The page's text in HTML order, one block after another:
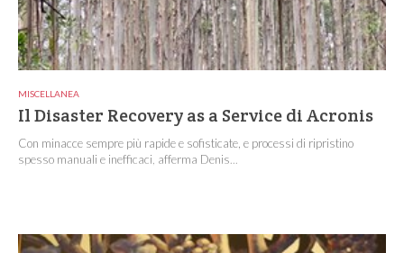
MISCELLANEA
Il Disaster Recovery as a Service di Acronis
Con minacce sempre più rapide e sofisticate, e processi di ripristino
spesso manuali e inefficaci, afferma Denis...